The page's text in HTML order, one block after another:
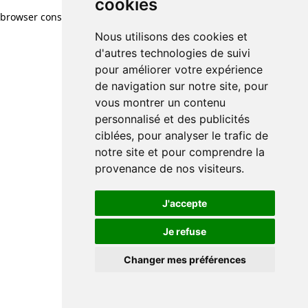
cookies
Nous utilisons des cookies et
d'autres technologies de suivi
pour améliorer votre expérience
de navigation sur notre site, pour
vous montrer un contenu
personnalisé et des publicités
ciblées, pour analyser le trafic de
notre site et pour comprendre la
provenance de nos visiteurs.
J'accepte
Je refuse
Changer mes préférences
cookies
Nous utilisons des cookies et
d'autres technologies de suivi
pour améliorer votre expérience
de navigation sur notre site, pour
vous montrer un contenu
personnalisé et des publicités
ciblées, pour analyser le trafic de
notre site et pour comprendre la
provenance de nos visiteurs.
J'accepte
Je refuse
Changer mes préférences
browser console for more information)